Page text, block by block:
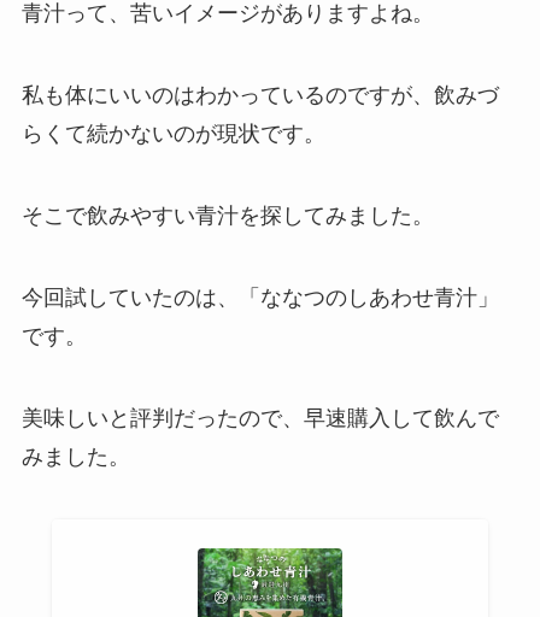
青汁って、苦いイメージがありますよね。
私も体にいいのはわかっているのですが、飲みづ
らくて続かないのが現状です。
そこで飲みやすい青汁を探してみました。
今回試していたのは、「ななつのしあわせ青汁」
です。
美味しいと評判だったので、早速購入して飲んで
みました。